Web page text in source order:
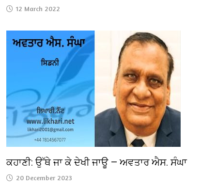
12 March 2022
ਕਹਾਣੀ: ਉੱਥੇ ਜਾ ਕੇ ਦੇਖੀ ਜਾਊ — ਅਵਤਾਰ ਐਸ. ਸੰਘਾ
20 December 2023